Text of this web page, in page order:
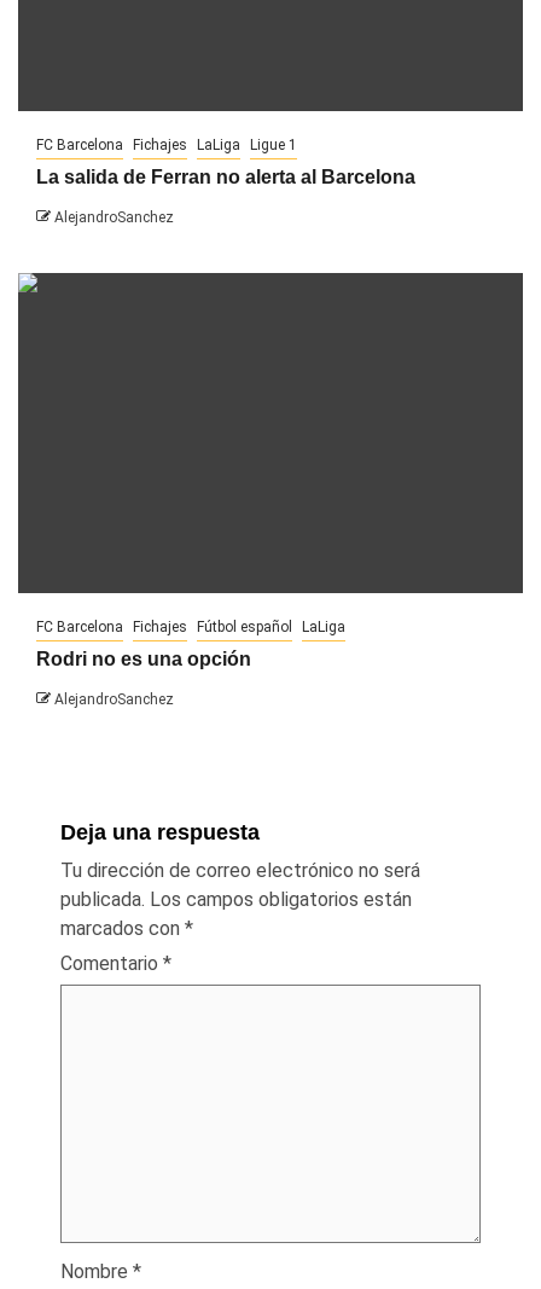
FC Barcelona Fichajes LaLiga Ligue 1
La salida de Ferran no alerta al Barcelona
AlejandroSanchez
FC Barcelona Fichajes Fútbol español LaLiga
Rodri no es una opción
AlejandroSanchez
Deja una respuesta
Tu dirección de correo electrónico no será
publicada. Los campos obligatorios están
marcados con *
Comentario *
Nombre *